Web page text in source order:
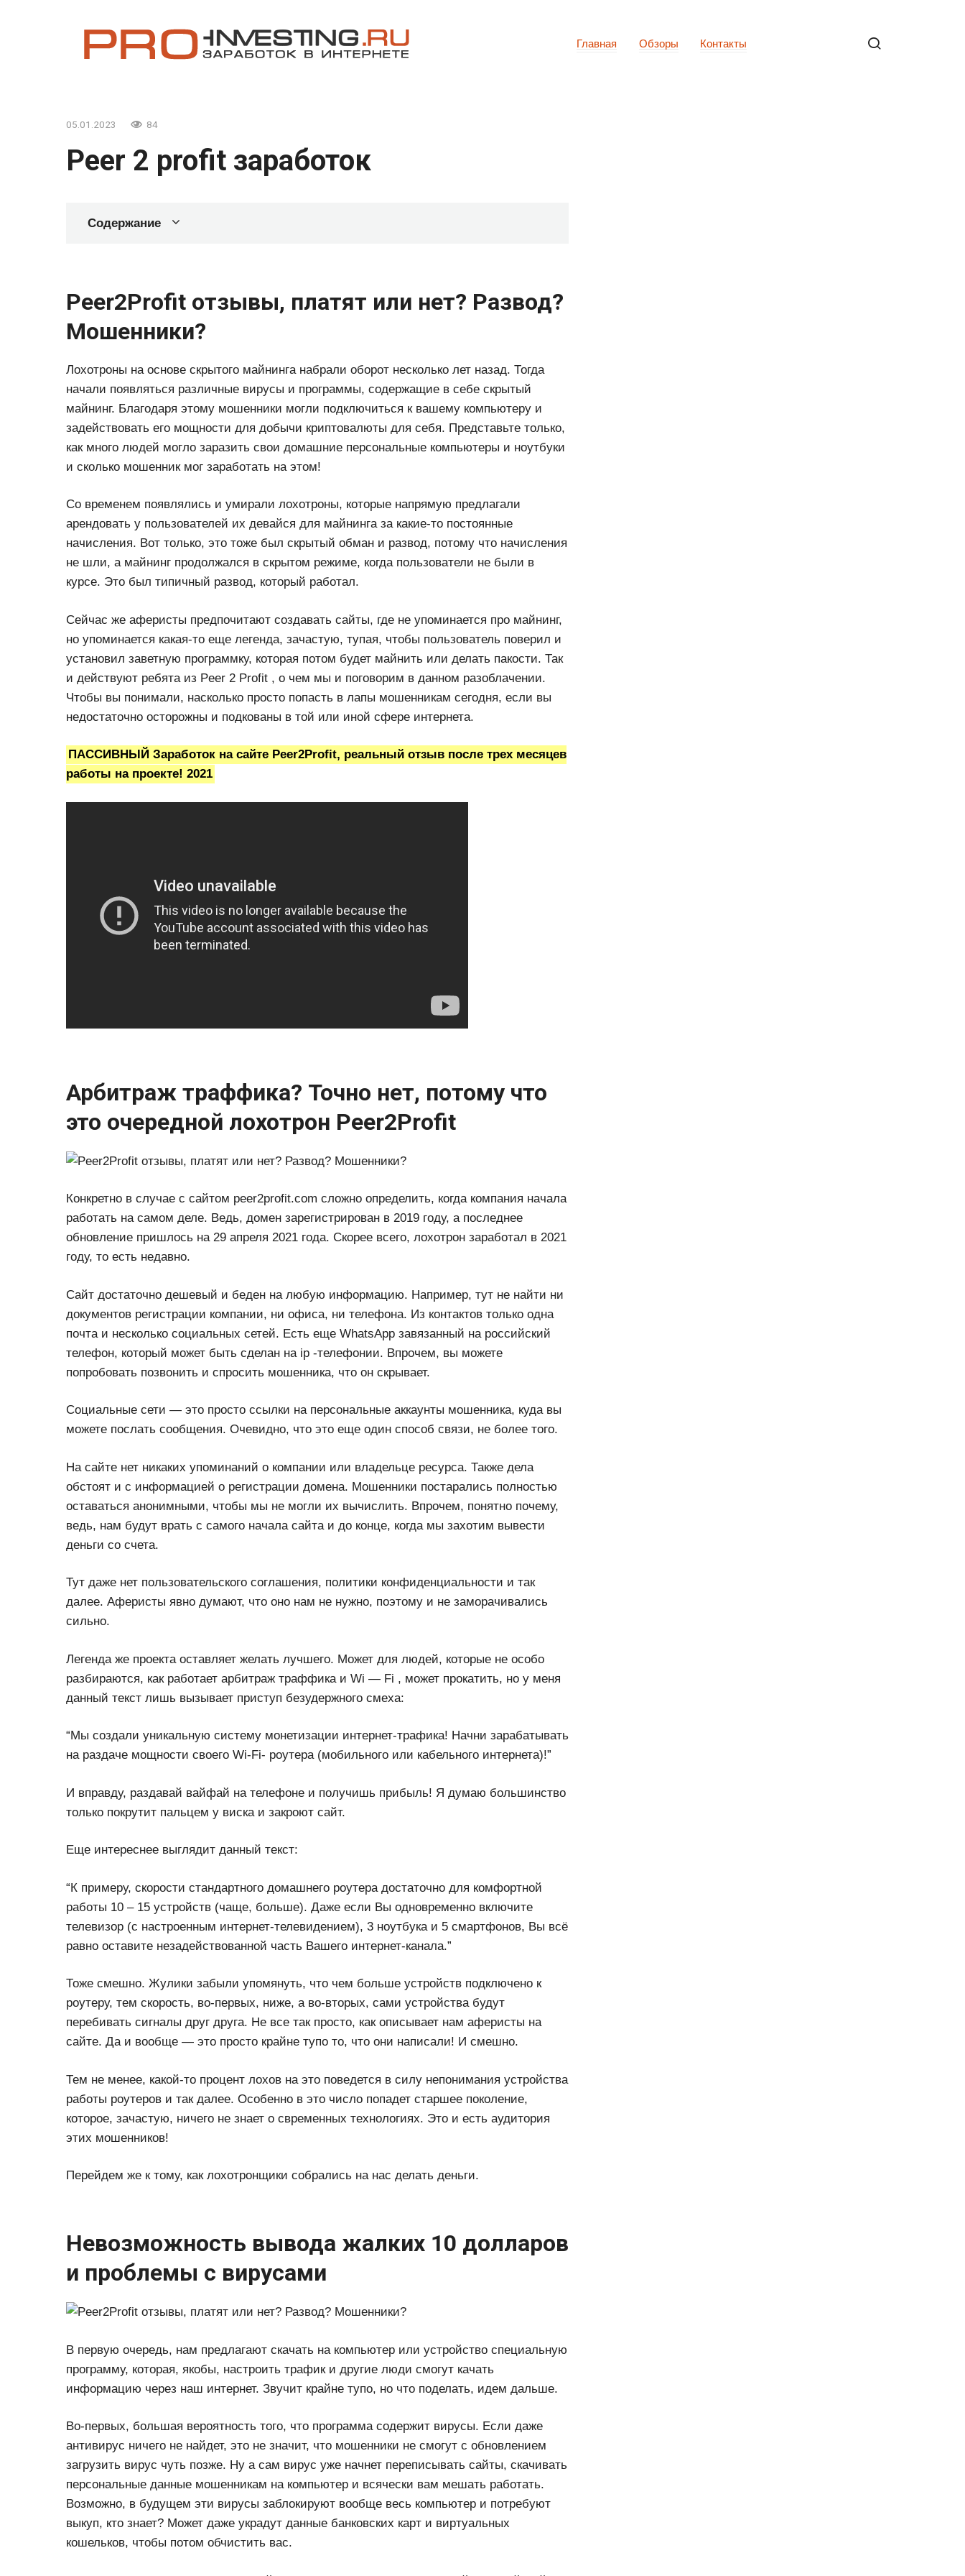
Главная Обзоры Контакты
05.01.2023 84
Peer 2 profit заработок
Содержание
Peer2Profit отзывы, платят или нет? Развод?
Мошенники?
Лохотроны на основе скрытого майнинга набрали оборот несколько лет назад. Тогда
начали появляться различные вирусы и программы, содержащие в себе скрытый
майнинг. Благодаря этому мошенники могли подключиться к вашему компьютеру и
задействовать его мощности для добычи криптовалюты для себя. Представьте только,
как много людей могло заразить свои домашние персональные компьютеры и ноутбуки
и сколько мошенник мог заработать на этом!
Со временем появлялись и умирали лохотроны, которые напрямую предлагали
арендовать у пользователей их девайся для майнинга за какие-то постоянные
начисления. Вот только, это тоже был скрытый обман и развод, потому что начисления
не шли, а майнинг продолжался в скрытом режиме, когда пользователи не были в
курсе. Это был типичный развод, который работал.
Сейчас же аферисты предпочитают создавать сайты, где не упоминается про майнинг,
но упоминается какая-то еще легенда, зачастую, тупая, чтобы пользователь поверил и
установил заветную программку, которая потом будет майнить или делать пакости. Так
и действуют ребята из Peer 2 Profit , о чем мы и поговорим в данном разоблачении.
Чтобы вы понимали, насколько просто попасть в лапы мошенникам сегодня, если вы
недостаточно осторожны и подкованы в той или иной сфере интернета.
ПАССИВНЫЙ Заработок на сайте Peer2Profit, реальный отзыв после трех месяцев
работы на проекте! 2021
Арбитраж траффика? Точно нет, потому что
это очередной лохотрон Peer2Profit
Конкретно в случае с сайтом peer2profit.com сложно определить, когда компания начала
работать на самом деле. Ведь, домен зарегистрирован в 2019 году, а последнее
обновление пришлось на 29 апреля 2021 года. Скорее всего, лохотрон заработал в 2021
году, то есть недавно.
Сайт достаточно дешевый и беден на любую информацию. Например, тут не найти ни
документов регистрации компании, ни офиса, ни телефона. Из контактов только одна
почта и несколько социальных сетей. Есть еще WhatsApp завязанный на российский
телефон, который может быть сделан на ip -телефонии. Впрочем, вы можете
попробовать позвонить и спросить мошенника, что он скрывает.
Социальные сети — это просто ссылки на персональные аккаунты мошенника, куда вы
можете послать сообщения. Очевидно, что это еще один способ связи, не более того.
На сайте нет никаких упоминаний о компании или владельце ресурса. Также дела
обстоят и с информацией о регистрации домена. Мошенники постарались полностью
оставаться анонимными, чтобы мы не могли их вычислить. Впрочем, понятно почему,
ведь, нам будут врать с самого начала сайта и до конце, когда мы захотим вывести
деньги со счета.
Тут даже нет пользовательского соглашения, политики конфиденциальности и так
далее. Аферисты явно думают, что оно нам не нужно, поэтому и не заморачивались
сильно.
Легенда же проекта оставляет желать лучшего. Может для людей, которые не особо
разбираются, как работает арбитраж траффика и Wi — Fi , может прокатить, но у меня
данный текст лишь вызывает приступ безудержного смеха:
“Мы создали уникальную систему монетизации интернет-трафика! Начни зарабатывать
на раздаче мощности своего Wi-Fi- роутера (мобильного или кабельного интернета)!”
И вправду, раздавай вайфай на телефоне и получишь прибыль! Я думаю большинство
только покрутит пальцем у виска и закроют сайт.
Еще интереснее выглядит данный текст:
“К примеру, скорости стандартного домашнего роутера достаточно для комфортной
работы 10 – 15 устройств (чаще, больше). Даже если Вы одновременно включите
телевизор (с настроенным интернет-телевидением), 3 ноутбука и 5 смартфонов, Вы всё
равно оставите незадействованной часть Вашего интернет-канала.”
Тоже смешно. Жулики забыли упомянуть, что чем больше устройств подключено к
роутеру, тем скорость, во-первых, ниже, а во-вторых, сами устройства будут
перебивать сигналы друг друга. Не все так просто, как описывает нам аферисты на
сайте. Да и вообще — это просто крайне тупо то, что они написали! И смешно.
Тем не менее, какой-то процент лохов на это поведется в силу непонимания устройства
работы роутеров и так далее. Особенно в это число попадет старшее поколение,
которое, зачастую, ничего не знает о свременных технологиях. Это и есть аудитория
этих мошенников!
Перейдем же к тому, как лохотронщики собрались на нас делать деньги.
Невозможность вывода жалких 10 долларов
и проблемы с вирусами
В первую очередь, нам предлагают скачать на компьютер или устройство специальную
программу, которая, якобы, настроить трафик и другие люди смогут качать
информацию через наш интернет. Звучит крайне тупо, но что поделать, идем дальше.
Во-первых, большая вероятность того, что программа содержит вирусы. Если даже
антивирус ничего не найдет, это не значит, что мошенники не смогут с обновлением
загрузить вирус чуть позже. Ну а сам вирус уже начнет переписывать сайты, скачивать
персональные данные мошенникам на компьютер и всячески вам мешать работать.
Возможно, в будущем эти вирусы заблокируют вообще весь компьютер и потребуют
выкуп, кто знает? Может даже украдут данные банковских карт и виртуальных
кошельков, чтобы потом обчистить вас.